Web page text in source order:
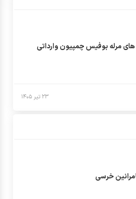
های مرله بوفیس چمپیون وارداتی
۲۳ تیر ۱۴۰۵
خرسی